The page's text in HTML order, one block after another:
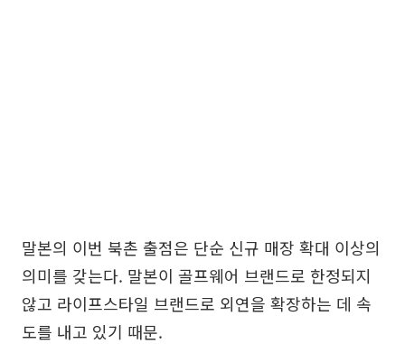
말본의 이번 북촌 출점은 단순 신규 매장 확대 이상의
의미를 갖는다. 말본이 골프웨어 브랜드로 한정되지
않고 라이프스타일 브랜드로 외연을 확장하는 데 속
도를 내고 있기 때문.